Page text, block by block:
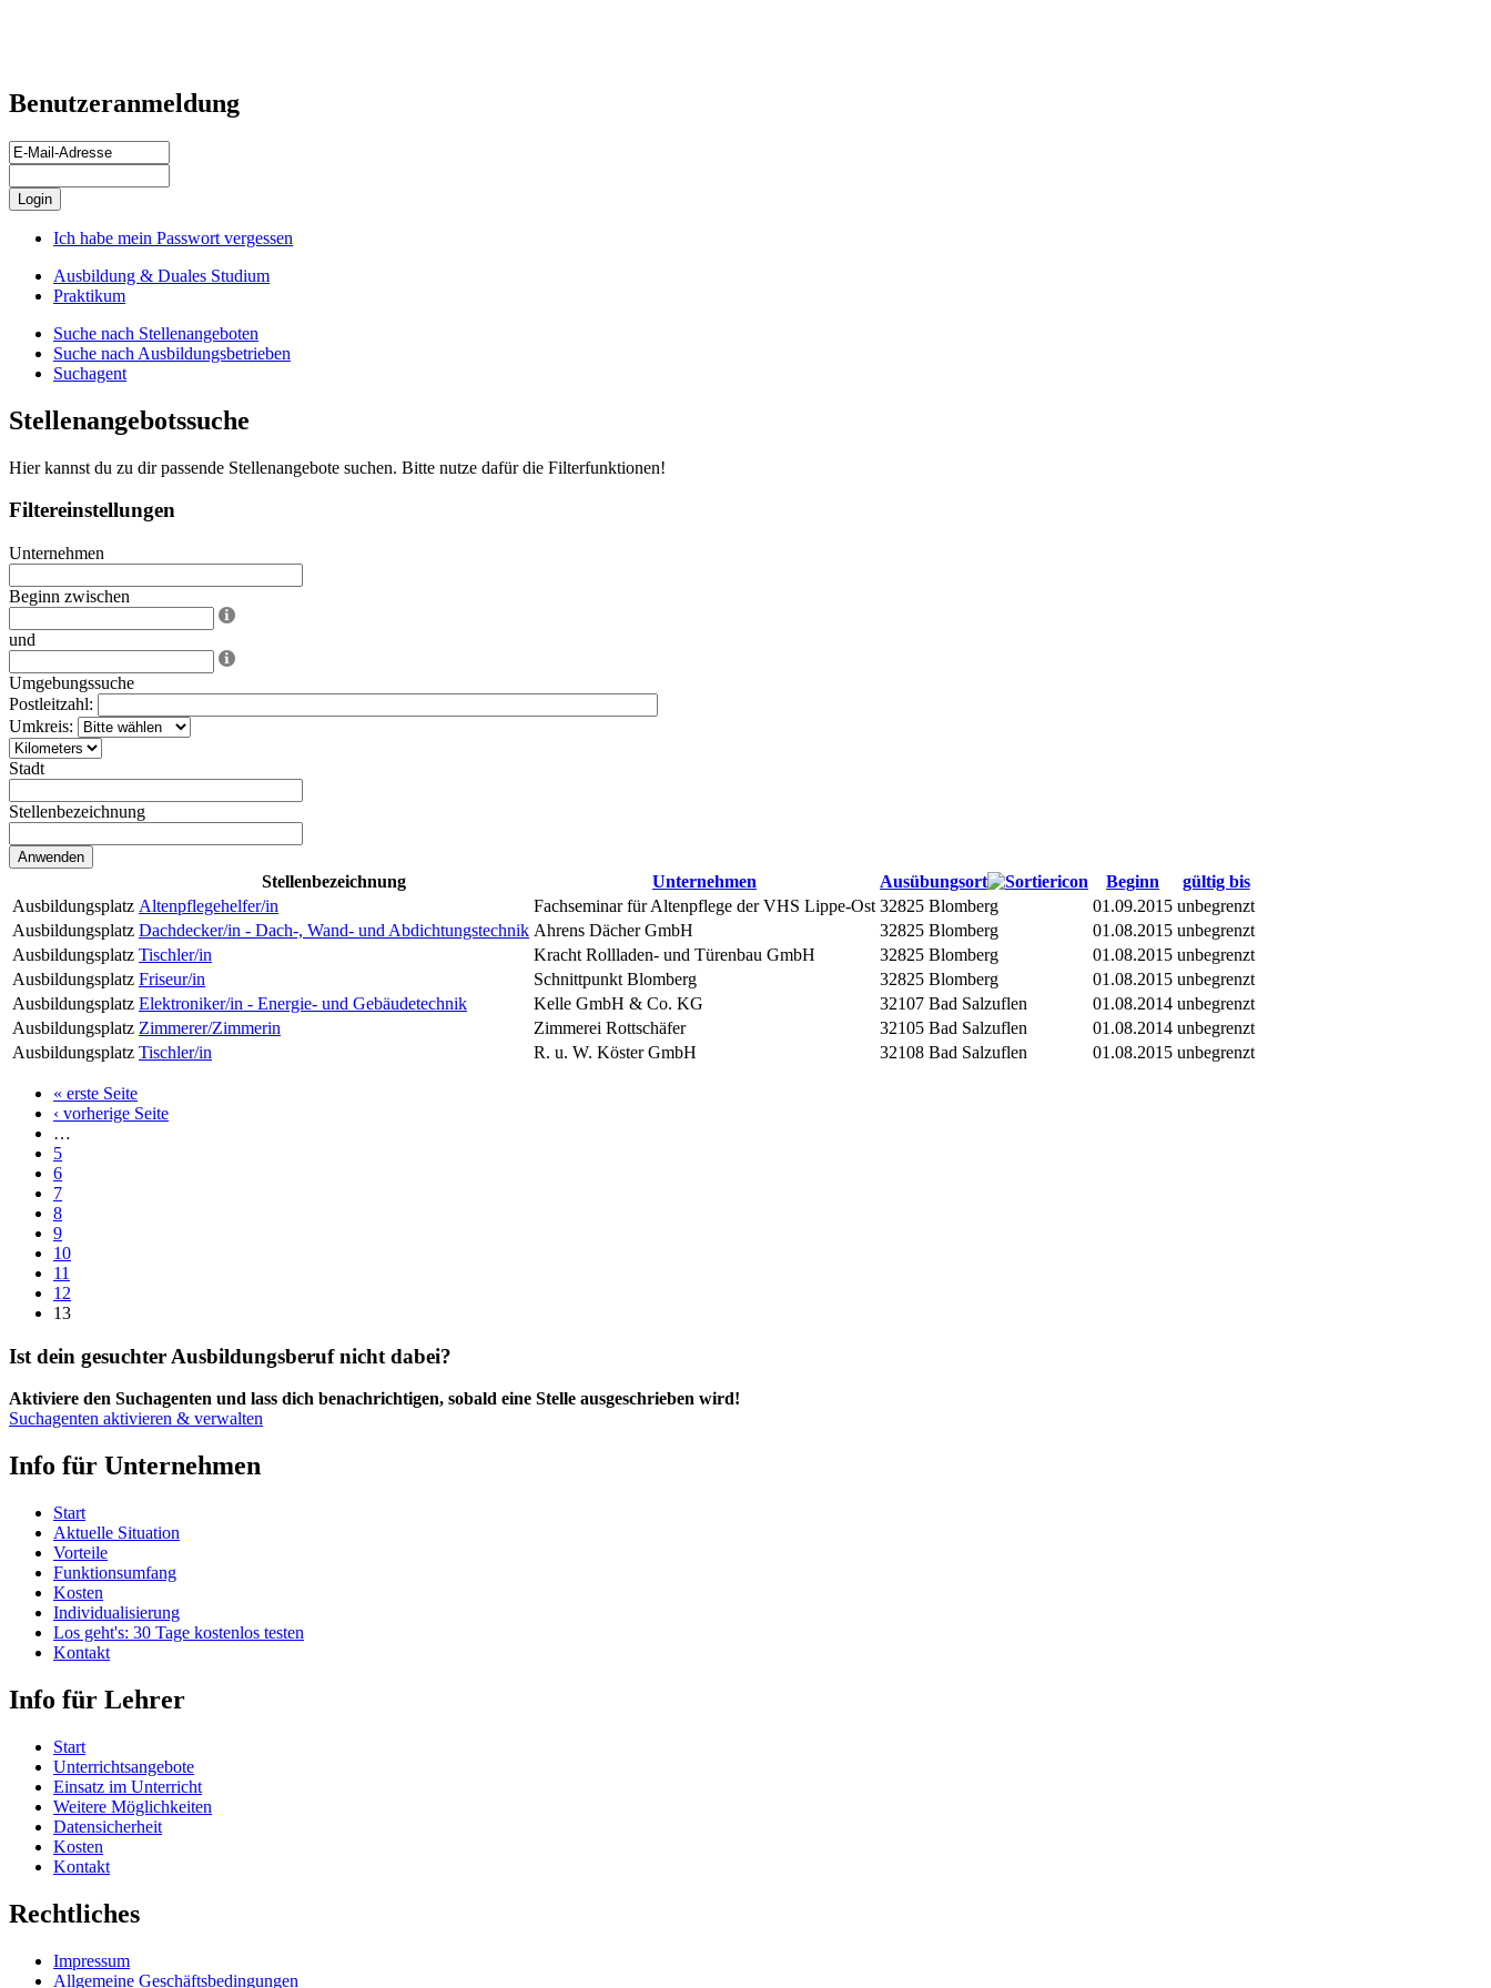
Benutzeranmeldung
Ich habe mein Passwort vergessen
Ausbildung & Duales Studium
Praktikum
Suche nach Stellenangeboten
Suche nach Ausbildungsbetrieben
Suchagent
Stellenangebotssuche
Hier kannst du zu dir passende Stellenangebote suchen. Bitte nutze dafür die Filterfunktionen!
Filtereinstellungen
Unternehmen
Beginn zwischen
und
Umgebungssuche
Postleitzahl:
Umkreis:
Stadt
Stellenbezeichnung
Stellenbezeichnung Unternehmen Ausübungsort Beginn
gültig bis
Ausbildungsplatz Altenpflegehelfer/in Fachseminar für Altenpflege der VHS Lippe-Ost 32825 Blomberg 01.09.2015 unbegrenzt
Ausbildungsplatz Dachdecker/in - Dach-, Wand- und Abdichtungstechnik Ahrens Dächer GmbH 32825 Blomberg 01.08.2015 unbegrenzt
Ausbildungsplatz Tischler/in Kracht Rollladen- und Türenbau GmbH 32825 Blomberg 01.08.2015 unbegrenzt
Ausbildungsplatz Friseur/in Schnittpunkt Blomberg 32825 Blomberg 01.08.2015 unbegrenzt
Ausbildungsplatz Elektroniker/in - Energie- und Gebäudetechnik Kelle GmbH & Co. KG 32107 Bad Salzuflen 01.08.2014 unbegrenzt
Ausbildungsplatz Zimmerer/Zimmerin Zimmerei Rottschäfer 32105 Bad Salzuflen 01.08.2014 unbegrenzt
Ausbildungsplatz Tischler/in R. u. W. Köster GmbH 32108 Bad Salzuflen 01.08.2015 unbegrenzt
« erste Seite
‹ vorherige Seite
…
5
6
7
8
9
10
11
12
13
Ist dein gesuchter Ausbildungsberuf nicht dabei?
Aktiviere den Suchagenten und lass dich benachrichtigen, sobald eine Stelle ausgeschrieben wird!
Suchagenten aktivieren & verwalten
Info für Unternehmen
Start
Aktuelle Situation
Vorteile
Funktionsumfang
Kosten
Individualisierung
Los geht's: 30 Tage kostenlos testen
Kontakt
Info für Lehrer
Start
Unterrichtsangebote
Einsatz im Unterricht
Weitere Möglichkeiten
Datensicherheit
Kosten
Kontakt
Rechtliches
Impressum
Allgemeine Geschäftsbedingungen